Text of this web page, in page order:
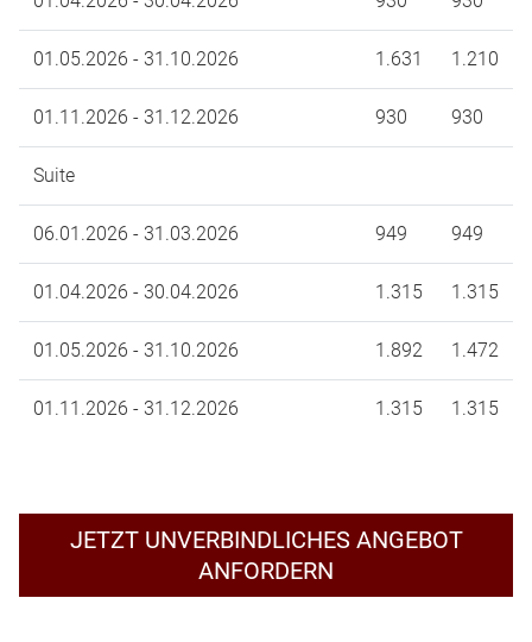
01.05.2026 - 31.10.2026 1.631 1.210
01.11.2026 - 31.12.2026 930 930
Suite
06.01.2026 - 31.03.2026 949 949
01.04.2026 - 30.04.2026 1.315 1.315
01.05.2026 - 31.10.2026 1.892 1.472
01.11.2026 - 31.12.2026 1.315 1.315
JETZT UNVERBINDLICHES ANGEBOT
ANFORDERN